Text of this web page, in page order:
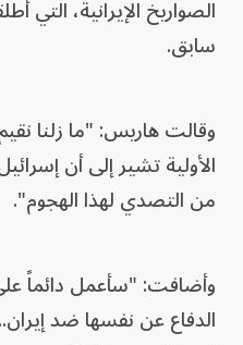
الصواريخ الإيرانية،
سابق.
وقالت هاريس: "ما زلنا
الأولية تشير إلى أن
من التصدي لهذا الهجوم".
وأضافت: "سأعمل دائماً
الدفاع عن نفسها ضد